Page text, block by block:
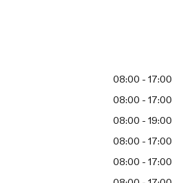
08:00 - 17:00
08:00 - 17:00
08:00 - 19:00
08:00 - 17:00
08:00 - 17:00